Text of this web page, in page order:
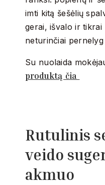
imti kitą šešėlių
gerai, išvalo ir tikrai
neturinčiai
Su nuolaida
produktą čia
Rutulinis
veido
akmuo